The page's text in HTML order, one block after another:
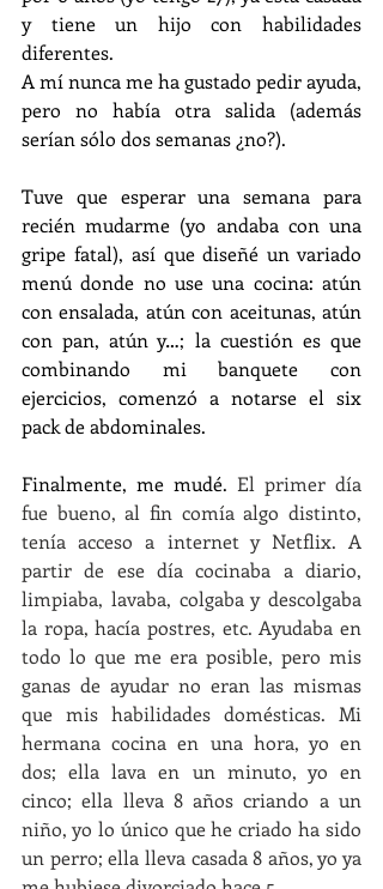
y tiene un hijo con habilidades
diferentes.
A mí nunca me ha gustado pedir ayuda,
pero no había otra salida (además
serían sólo dos semanas ¿no?).
Tuve que esperar una semana para
recién mudarme (yo andaba con una
gripe fatal), así que diseñé un variado
menú donde no use una cocina: atún
con ensalada, atún con aceitunas, atún
con pan, atún y…; la cuestión es que
combinando mi banquete con
ejercicios, comenzó a notarse el six
pack de abdominales.
Finalmente, me mudé. El primer día
fue bueno, al fin comía algo distinto,
tenía acceso a internet y Netflix. A
partir de ese día cocinaba a diario,
limpiaba, lavaba, colgaba y descolgaba
la ropa, hacía postres, etc. Ayudaba en
todo lo que me era posible, pero mis
ganas de ayudar no eran las mismas
que mis habilidades domésticas. Mi
hermana cocina en una hora, yo en
dos; ella lava en un minuto, yo en
cinco; ella lleva 8 años criando a un
niño, yo lo único que he criado ha sido
un perro; ella lleva casada 8 años, yo ya